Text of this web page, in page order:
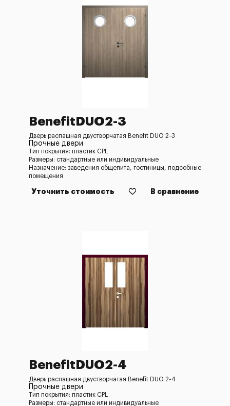
BenefitDUO2-3
Дверь распашная двустворчатая Benefit DUO 2-3
Прочные двери
Тип покрытия: пластик CPL
Размеры: стандартные или индивидуальные
Назначение: заведения общепита, гостиницы, подсобные
помещения
Уточнить стоимость В сравнение
BenefitDUO2-4
Дверь распашная двустворчатая Benefit DUO 2-4
Прочные двери
Тип покрытия: пластик CPL
Размеры: стандартные или индивидуальные